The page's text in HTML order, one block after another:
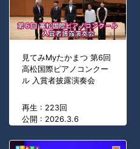
見てみMyたかまつ 第6回
高松国際ピアノコンクー
ル 入賞者披露演奏会
再生 : 223回
公開 : 2026.3.6